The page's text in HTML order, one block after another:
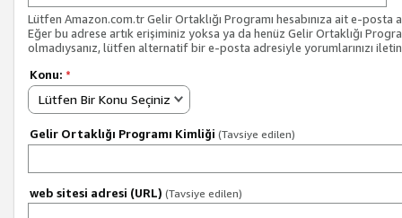
Lütfen Amazon.com.tr Gelir Ortaklığı Programı hesabınıza ait e-posta
Eğer bu adrese artık erişiminiz yoksa ya da henüz Gelir Ortaklığı
olmadıysanız, lütfen alternatif bir e-posta adresiyle yorumlarınızı
Konu: *
Lütfen Bir Konu Seçiniz
Gelir Ortaklığı Programı Kimliği (Tavsiye edilen)
web sitesi adresi (URL) (Tavsiye edilen)